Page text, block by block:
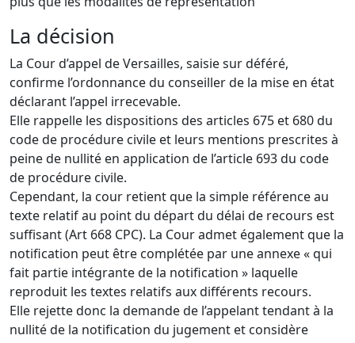
La décision
La Cour d’appel de Versailles, saisie sur déféré,
confirme l’ordonnance du conseiller de la mise en état
déclarant l’appel irrecevable.
Elle rappelle les dispositions des articles 675 et 680 du
code de procédure civile et leurs mentions prescrites à
peine de nullité en application de l’article 693 du code
de procédure civile.
Cependant, la cour retient que la simple référence au
texte relatif au point du départ du délai de recours est
suffisant (Art 668 CPC). La Cour admet également que la
notification peut être complétée par une annexe « qui
fait partie intégrante de la notification » laquelle
reproduit les textes relatifs aux différents recours.
Elle rejette donc la demande de l’appelant tendant à la
nullité de la notification du jugement et considère